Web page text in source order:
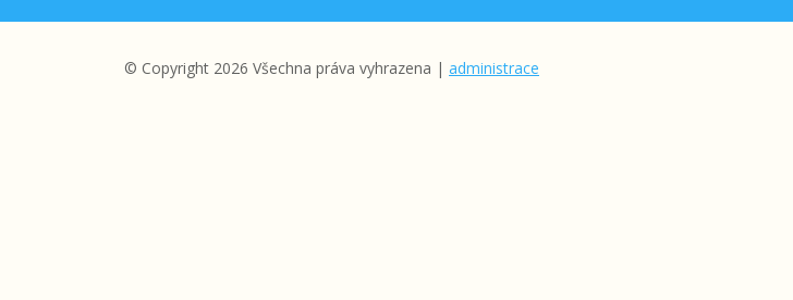
© Copyright 2026 Všechna práva vyhrazena | administrace